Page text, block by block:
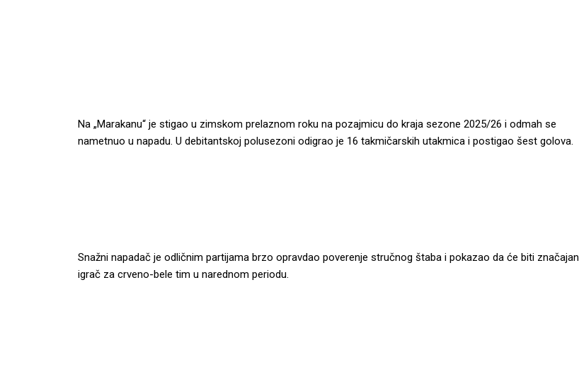
Na „Marakanu“ je stigao u zimskom prelaznom roku na pozajmicu do kraja sezone 2025/26 i odmah se
nametnuo u napadu. U debitantskoj polusezoni odigrao je 16 takmičarskih utakmica i postigao šest golova.
Snažni napadač je odličnim partijama brzo opravdao poverenje stručnog štaba i pokazao da će biti značajan
igrač za crveno-bele tim u narednom periodu.